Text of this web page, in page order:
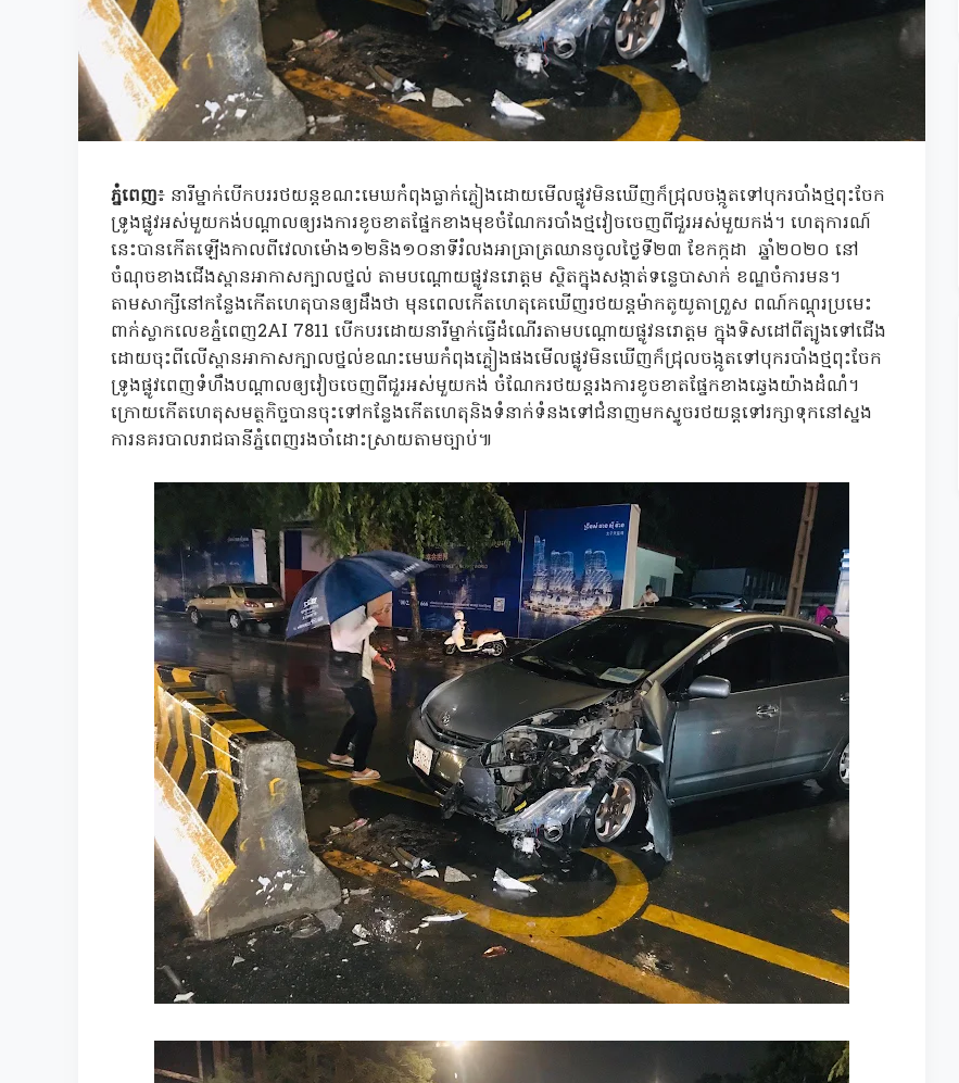
ភ្នំពេញ​៖​ នារីម្នាក់បេីកបររថយន្តខណះមេឃកំពុងធ្លាក់ភ្លៀងដោយមេីលផ្លូវមិនឃេីញក៏ជ្រុលចង្កូតទៅបុករបាំងថ្មពុះចែក
ទ្រូងផ្លូវអស់មួយកង់បណ្តាលឲ្យរងការខូចខាតផ្នែកខាងមុខចំណែករបាំងថ្មវៀចចេញពីជួរអស់មួយកង់។ ​ហេតុការណ៍​
នេះបានកេីតឡេីងកាលពីវេលាម៉ោង១២និង១០នាទីរំលងអាធ្រាត្រឈានចូលថ្ងៃទី២៣​ ខែកក្កដា​ ឆ្នាំ២០២០​ នៅ
ចំណុចខាងជេីងស្ពានអាកាសក្បាលថ្នល់​ តាមបណ្តោយផ្លូវនរោត្តម ស្ថិតក្នុងសង្កាត់ទន្លេបាសាក់​ ខណ្ឌចំការមន​។
តាមសាក្សីនៅកន្លែងកេីតហេតុបានឲ្យដឹងថា​ មុនពេលកេីតហេតុគេឃេីញរថយន្តម៉ាកតូយូតាព្រួស​ ពណ៍កណ្តុរប្រមេះ​
ពាក់ស្លាកលេខភ្នំពេញ2AI 7811 បេីកបរដោយនារីម្នាក់ធ្វេីដំណេីរតាមបណ្តោយផ្លូវនរោត្តម ក្នុងទិសដៅពីត្បូងទៅជេីង
ដោយចុះពីលេីស្ពានអាកាសក្បាលថ្នល់ខណះមេឃកំពុងភ្លៀងផងមេីលផ្លូវមិនឃេីញក៏ជ្រុលចង្កូតទៅបុករបាំងថ្មពុះចែក
ទ្រូងផ្លូវពេញទំហឹងបណ្តាលឲ្យវៀចចេញពីជួរអស់មួយកង់​ ចំណែករថយន្តរងការខូចខាតផ្នែកខាងឆ្វេងយ៉ាងដំណំ។
ក្រោយកេីតហេតុសមត្ថកិច្ចបានចុះទៅកន្លែងកេីតហេតុនិងទំនាក់ទំនងទៅជំនាញមកស្ទូចរថយន្តទៅរក្សាទុកនៅស្នង
ការនគរបាលរាជធានីភ្នំពេញរងចាំដោះស្រាយតាមច្បាប់៕